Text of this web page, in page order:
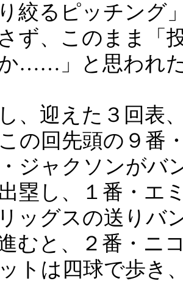
絞るピッチング
ず、このまま「
……」と思われ
、迎えた３回表
の回先頭の９番
ジャクソンがバ
塁し、１番・エ
ッグスの送りバ
むと、２番・ニ
トは四球で歩き